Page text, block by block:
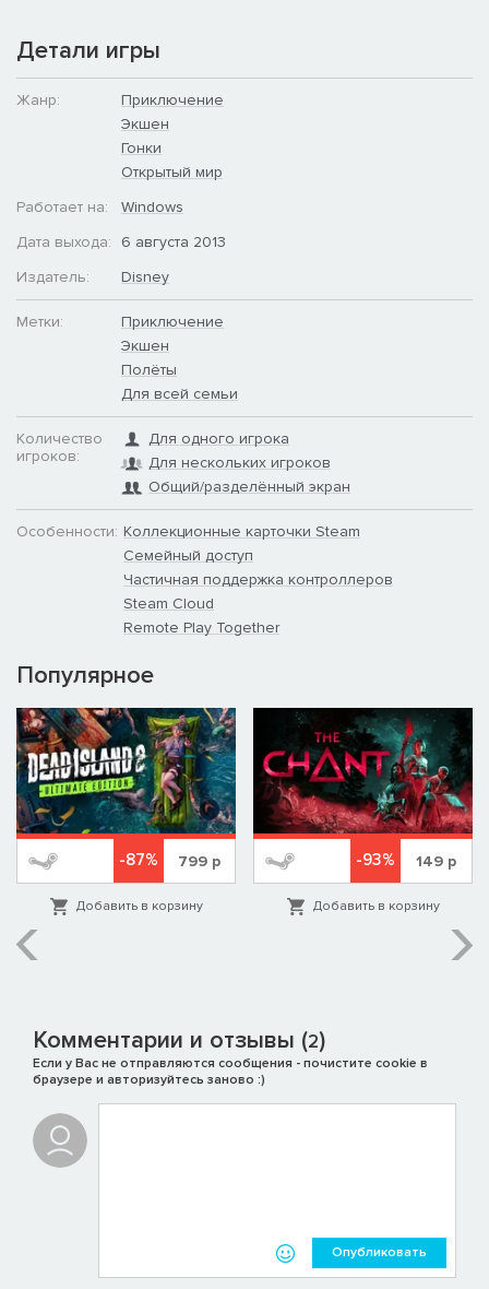
Детали игры
Жанр:
Приключение
Экшен
Гонки
Открытый мир
Работает на:
Windows
Дата выхода:
6 августа 2013
Издатель:
Disney
Метки:
Приключение
Экшен
Полёты
Для всей семьи
Количество
игроков:
Для одного игрока
Для нескольких игроков
Общий/разделённый экран
Особенности: Коллекционные карточки Steam
Семейный доступ
Частичная поддержка контроллеров
Steam Cloud
Remote Play Together
Популярное
-87% 799 р
Добавить в корзину
-93% 149 р
Добавить в корзину
Комментарии и отзывы (2)
Если у Вас не отправляются сообщения - почистите cookie в
браузере и авторизуйтесь заново :)
Опубликовать